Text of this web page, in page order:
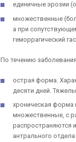
единичные эрозии
множественные
а при
геморрагический
По течению
острая форма.
десяти дней.
хроническая форма
множественные, с
распространяются
антрального